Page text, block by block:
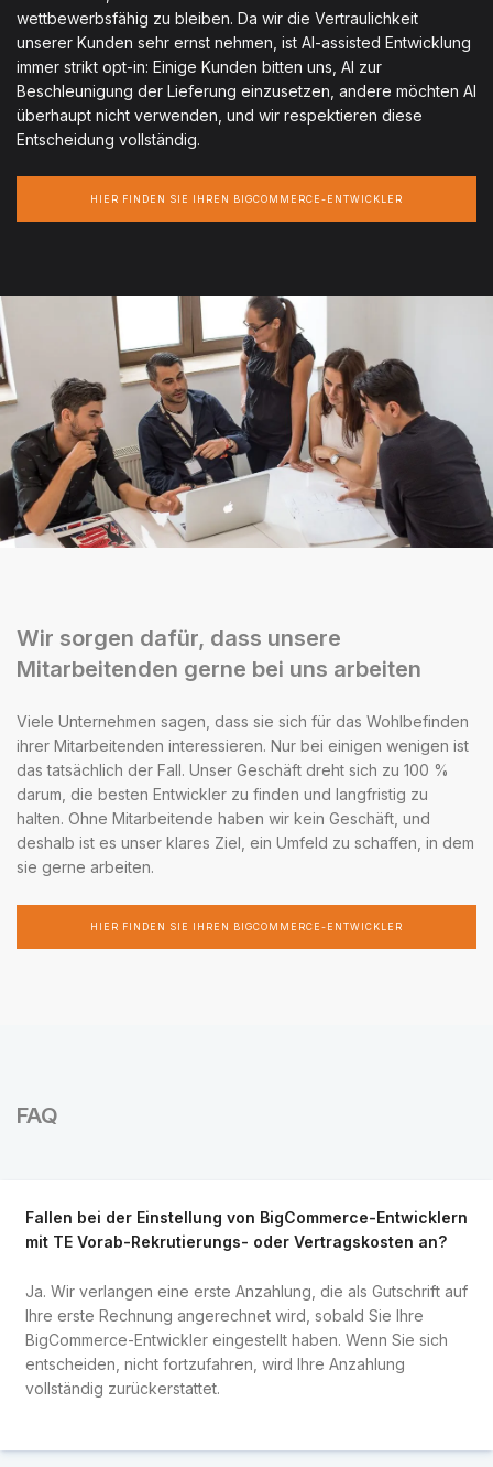
wettbewerbsfähig zu bleiben. Da wir die Vertraulichkeit
unserer Kunden sehr ernst nehmen, ist AI-assisted Entwicklung
immer strikt opt-in: Einige Kunden bitten uns, AI zur
Beschleunigung der Lieferung einzusetzen, andere möchten AI
überhaupt nicht verwenden, und wir respektieren diese
Entscheidung vollständig.
HIER FINDEN SIE IHREN BIGCOMMERCE-ENTWICKLER
Wir sorgen dafür, dass unsere
Mitarbeitenden gerne bei uns arbeiten
Viele Unternehmen sagen, dass sie sich für das Wohlbefinden
ihrer Mitarbeitenden interessieren. Nur bei einigen wenigen ist
das tatsächlich der Fall. Unser Geschäft dreht sich zu 100 %
darum, die besten Entwickler zu finden und langfristig zu
halten. Ohne Mitarbeitende haben wir kein Geschäft, und
deshalb ist es unser klares Ziel, ein Umfeld zu schaffen, in dem
sie gerne arbeiten.
HIER FINDEN SIE IHREN BIGCOMMERCE-ENTWICKLER
FAQ
Fallen bei der Einstellung von BigCommerce-Entwicklern
mit TE Vorab-Rekrutierungs- oder Vertragskosten an?
Ja. Wir verlangen eine erste Anzahlung, die als Gutschrift auf
Ihre erste Rechnung angerechnet wird, sobald Sie Ihre
BigCommerce-Entwickler eingestellt haben. Wenn Sie sich
entscheiden, nicht fortzufahren, wird Ihre Anzahlung
vollständig zurückerstattet.